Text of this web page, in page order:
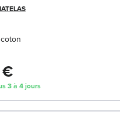
€
3 à 4 jours